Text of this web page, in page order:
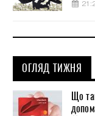
ОГЛЯД ТИЖНЯ
Що